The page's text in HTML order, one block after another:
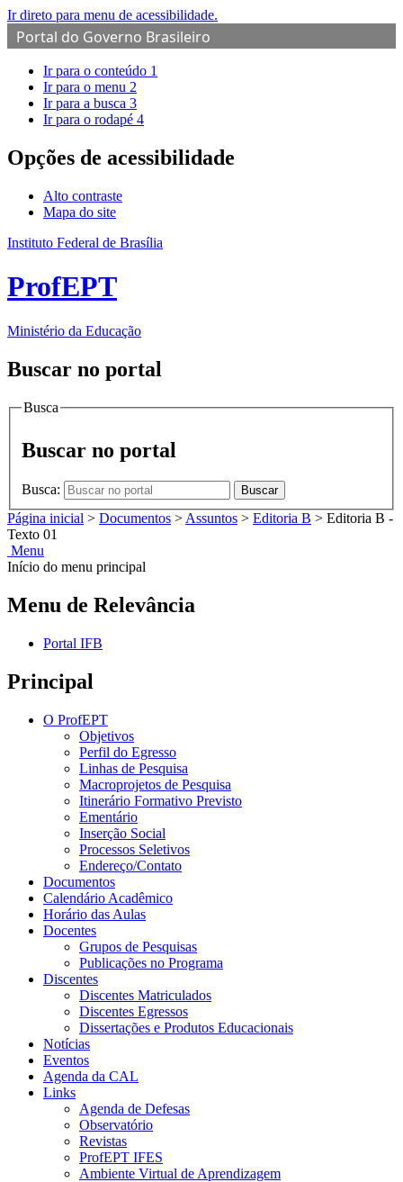
Ir direto para menu de acessibilidade.
Portal do Governo Brasileiro
Ir para o conteúdo 1
Ir para o menu 2
Ir para a busca 3
Ir para o rodapé 4
Opções de acessibilidade
Alto contraste
Mapa do site
Instituto Federal de Brasília
ProfEPT
Ministério da Educação
Buscar no portal
Busca
Buscar no portal
Busca: Buscar
Página inicial > Documentos > Assuntos > Editoria B > Editoria B -
Texto 01
Menu
Início do menu principal
Menu de Relevância
Portal IFB
Principal
O ProfEPT
Objetivos
Perfil do Egresso
Linhas de Pesquisa
Macroprojetos de Pesquisa
Itinerário Formativo Previsto
Ementário
Inserção Social
Processos Seletivos
Endereço/Contato
Documentos
Calendário Acadêmico
Horário das Aulas
Docentes
Grupos de Pesquisas
Publicações no Programa
Discentes
Discentes Matriculados
Discentes Egressos
Dissertações e Produtos Educacionais
Notícias
Eventos
Agenda da CAL
Links
Agenda de Defesas
Observatório
Revistas
ProfEPT IFES
Ambiente Virtual de Aprendizagem